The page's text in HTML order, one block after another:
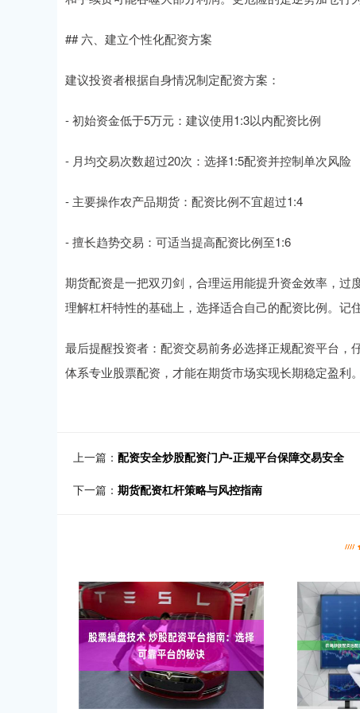
## 六、建立个性化配资方案
建议投资者根据自身情况制定配资方案：
- 初始资金低于5万元：建议使用1:3以内配资比例
- 月均交易次数超过20次：选择1:5配资并控制单次风险
- 主要操作农产品期货：配资比例不宜超过1:4
- 擅长趋势交易：可适当提高配资比例至1:6
期货配资是一把双刃剑，合理运用能提升资金效率，
理解杠杆特性的基础上，选择适合自己的配资比例。记
最后提醒投资者：配资交易前务必选择正规配资平台
体系专业股票配资，才能在期货市场实现长期稳定盈利。
上一篇： 配资安全炒股配资门户-正规平台保障交易安全
下一篇： 期货配资杠杆策略与风控指南